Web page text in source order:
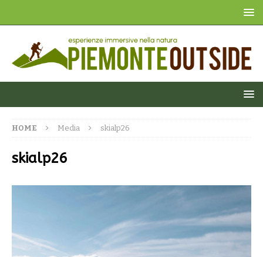
HOME Media skialp26
skialp26